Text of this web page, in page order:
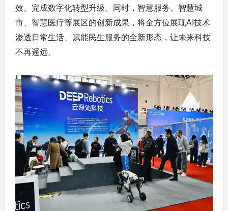
效、完成数字化转型升级。同时，智慧服务、智慧城
市、智慧医疗等展区的创新成果，将全方位展现AI技术
渗透日常生活、赋能民生服务的全新形态，让未来科技
不再遥远。